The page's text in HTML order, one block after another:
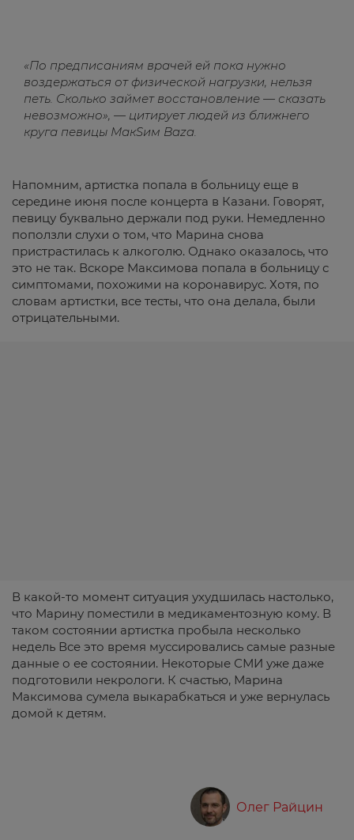
«По предписаниям врачей ей пока нужно
воздержаться от физической нагрузки, нельзя
петь. Сколько займет восстановление — сказать
невозможно», — цитирует людей из ближнего
круга певицы МакSим Baza.
Напомним, артистка попала в больницу еще в
середине июня после концерта в Казани. Говорят,
певицу буквально держали под руки. Немедленно
поползли слухи о том, что Марина снова
пристрастилась к алкоголю. Однако оказалось, что
это не так. Вскоре Максимова попала в больницу с
симптомами, похожими на коронавирус. Хотя, по
словам артистки, все тесты, что она делала, были
отрицательными.
В какой-то момент ситуация ухудшилась настолько,
что Марину поместили в медикаментозную кому. В
таком состоянии артистка пробыла несколько
недель Все это время муссировались самые разные
данные о ее состоянии. Некоторые СМИ уже даже
подготовили некрологи. К счастью, Марина
Максимова сумела выкарабкаться и уже вернулась
домой к детям.
Олег Райцин